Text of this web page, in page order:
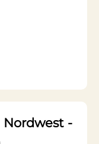
Nordwest -